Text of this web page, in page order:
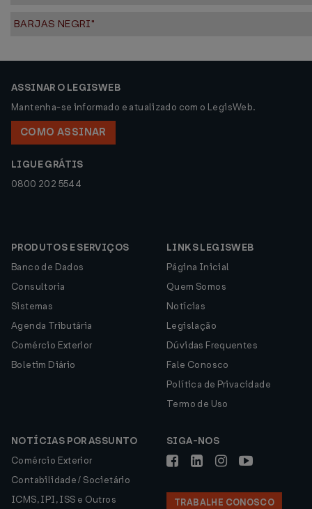
BARJAS NEGRI"
ASSINAR O LEGISWEB
Mantenha-se informado e atualizado com o LegisWeb.
COMO ASSINAR
LIGUE GRÁTIS
0800 202 5544
PRODUTOS E SERVIÇOS
Banco de Dados
Consultoria
Sistemas
Agenda Tributária
Comércio Exterior
Boletim Diário
LINKS LEGISWEB
Página Inicial
Quem Somos
Notícias
Legislação
Dúvidas Frequentes
Fale Conosco
Política de Privacidade
Termo de Uso
NOTÍCIAS POR ASSUNTO
Comércio Exterior
Contabilidade / Societário
ICMS, IPI, ISS e Outros
SIGA-NOS
TRABALHE CONOSCO